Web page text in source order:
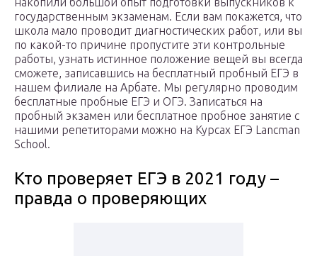
государственным экзаменам. Если вам покажется, что
школа мало проводит диагностических работ, или вы
по какой-то причине пропустите эти контрольные
работы, узнать истинное положение вещей вы всегда
сможете, записавшись на бесплатный пробный ЕГЭ в
нашем филиале на Арбате. Мы регулярно проводим
бесплатные пробные ЕГЭ и ОГЭ. Записаться на
пробный экзамен или бесплатное пробное занятие с
нашими репетиторами можно на Курсах ЕГЭ Lancman
School.
Кто проверяет ЕГЭ в 2021 году –
правда о проверяющих